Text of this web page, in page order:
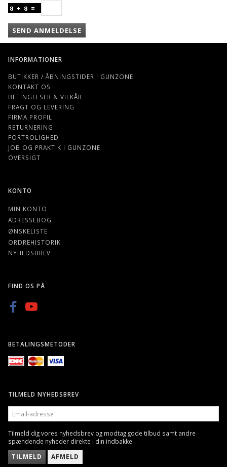
SEND ANMELDELSE
INFORMATIONER
BUTIKKER / ÅBNINGSTIDER I GUNZONE
KONTAKT OS
BETINGELSER & VILKÅR
FRAGT OG LEVERING
FIRMA PROFIL
RETURNERING
FORTROLIGHED
JOB OG PRAKTIK I GUNZONE
OVERSIGT
KONTO
MIN KONTO
ADRESSEBOG
ØNSKELISTE
ORDREHISTORIK
NYHEDSBREV
FIND OS PÅ
BETALINGSMETODER
TILMELD NYHEDSBREV
EMAIL-
ADRESSE
Tilmeld dig vores nyhedsbrev og modtag gode tilbud samt andre
spændende nyheder direkte i din indbakke.
TILMELD AFMELD